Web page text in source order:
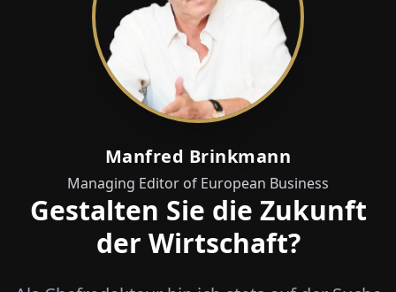
Manfred Brinkmann
Managing Editor of European Business
Gestalten Sie die Zukunft
der Wirtschaft?